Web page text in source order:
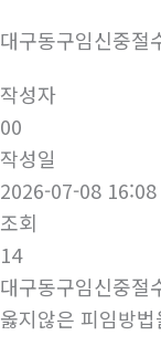
대구동구임신중절
작성자
00
작성일
2026-07-08 16:08
조회
14
대구동구임신중절
옳지않은 피임방